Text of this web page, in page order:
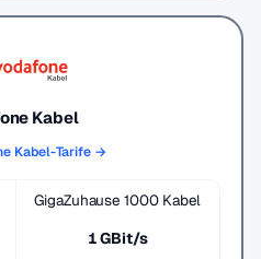
Kabel
Kabel-Tarife →
GigaZuhause 1000 Kabel
1 GBit/s